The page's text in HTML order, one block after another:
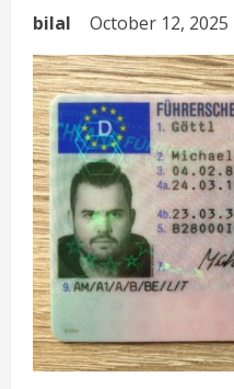
bilal October 12, 2025